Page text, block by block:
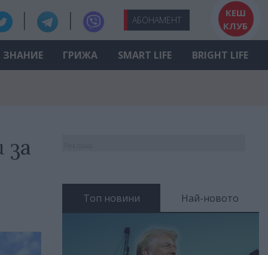
АБОНАМЕНТ
КЕШ
КЛУБ
ЗНАНИЕ ГРИЖА SMART LIFE BRIGHT LIFE
за
Топ новини Най-новото